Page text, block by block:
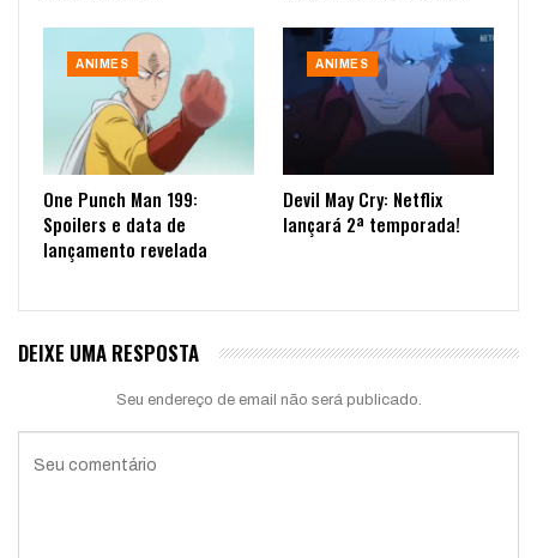
ANIMES
One Punch Man 199:
Spoilers e data de
lançamento revelada
ANIMES
Devil May Cry: Netflix
lançará 2ª temporada!
DEIXE UMA RESPOSTA
Seu endereço de email não será publicado.